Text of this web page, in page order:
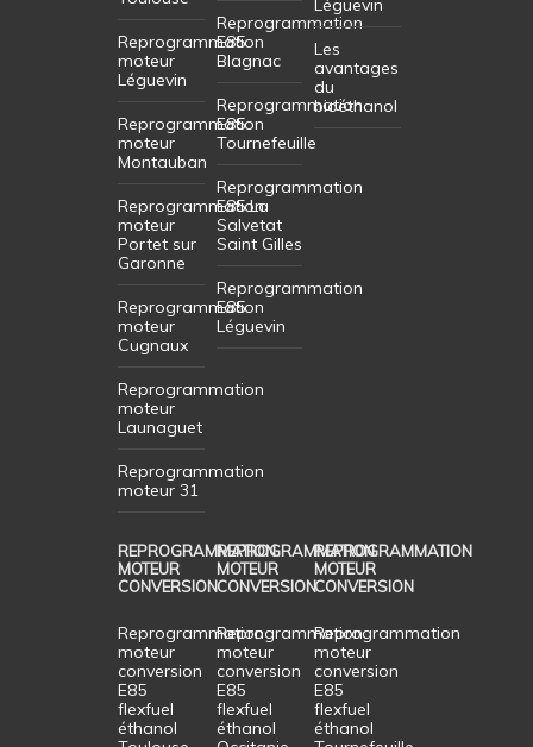
Reprogrammation
moteur
Léguevin
Reprogrammation
moteur
Montauban
Reprogrammation
moteur
Portet sur
Garonne
Reprogrammation
moteur
Cugnaux
Reprogrammation
moteur
Launaguet
Reprogrammation
moteur 31
Reprogrammation
E85
Blagnac
Reprogrammation
E85
Tournefeuille
Reprogrammation
E85 La
Salvetat
Saint Gilles
Reprogrammation
E85
Léguevin
Léguevin
Les
avantages
du
bioéthanol
REPROGRAMMATION
MOTEUR
CONVERSION
Reprogrammation
moteur
conversion
E85
flexfuel
éthanol
REPROGRAMMATION
MOTEUR
CONVERSION
Reprogrammation
moteur
conversion
E85
flexfuel
éthanol
REPROGRAMMATION
MOTEUR
CONVERSION
Reprogrammation
moteur
conversion
E85
flexfuel
éthanol